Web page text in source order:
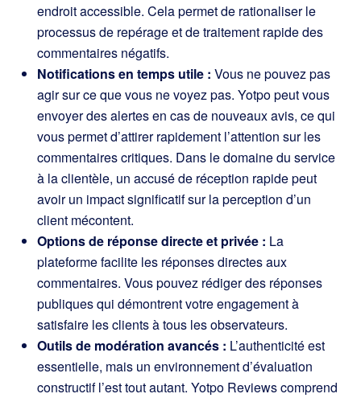
endroit accessible. Cela permet de rationaliser le
processus de repérage et de traitement rapide des
commentaires négatifs.
Notifications en temps utile : Vous ne pouvez pas
agir sur ce que vous ne voyez pas. Yotpo peut vous
envoyer des alertes en cas de nouveaux avis, ce qui
vous permet d’attirer rapidement l’attention sur les
commentaires critiques. Dans le domaine du service
à la clientèle, un accusé de réception rapide peut
avoir un impact significatif sur la perception d’un
client mécontent.
Options de réponse directe et privée : La
plateforme facilite les réponses directes aux
commentaires. Vous pouvez rédiger des réponses
publiques qui démontrent votre engagement à
satisfaire les clients à tous les observateurs.
Outils de modération avancés : L’authenticité est
essentielle, mais un environnement d’évaluation
constructif l’est tout autant. Yotpo Reviews comprend